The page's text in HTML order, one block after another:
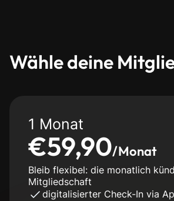
Wähle deine
1 Monat
€59,90/Monat
Bleib flexibel: die monatlich
Mitgliedschaft
digitalisierter Check-In via